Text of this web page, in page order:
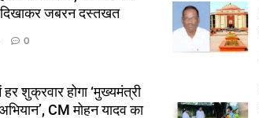
दिखाकर जबरन दस्तखत
0
शुक्रवार होगा ‘मुख्यमंत्री
CM मोहन यादव का